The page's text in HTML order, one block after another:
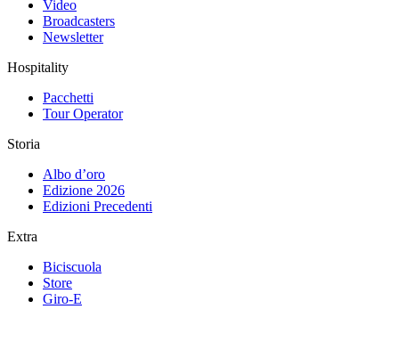
Video
Broadcasters
Newsletter
Hospitality
Pacchetti
Tour Operator
Storia
Albo d’oro
Edizione 2026
Edizioni Precedenti
Extra
Biciscuola
Store
Giro-E